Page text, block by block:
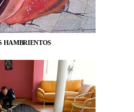
HAMBRIENTOS